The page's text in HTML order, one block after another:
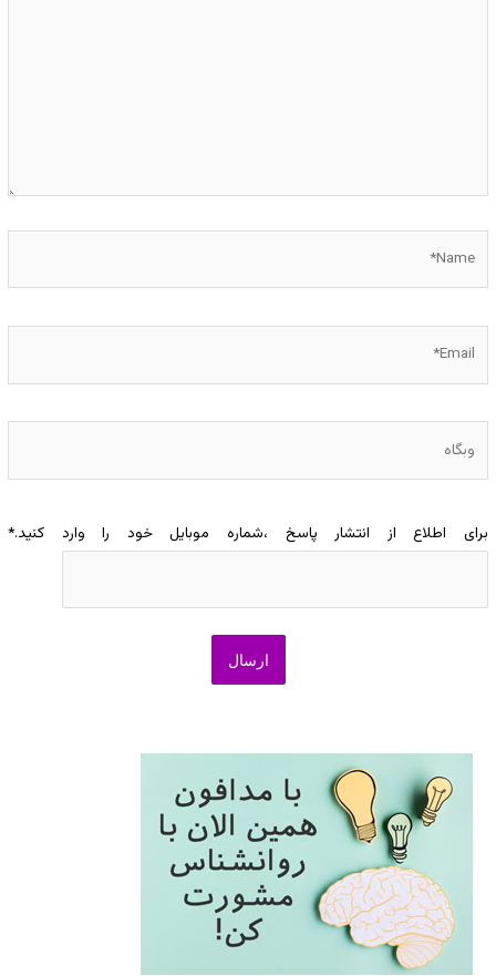
وبگاه
برای اطلاع از انتشار پاسخ ،شماره موبایل خود را وارد کنید.*